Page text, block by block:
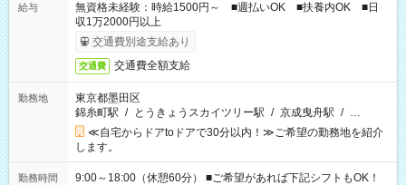
給与
無資格未経験：時給1500円～ ■週払いOK ■扶養内OK ■日
収1万2000円以上
交通費別途支給あり
交通費 交通費全額支給
勤務地
東京都墨田区
錦糸町駅 / とうきょうスカイツリー駅 / 京成曳舟駅 / …
≪自宅からドアtoドアで30分以内！≫ご希望の勤務地を紹介
します。
勤務時間
9:00～18:00（休憩60分） ■ご希望があれば下記シフトもOK！